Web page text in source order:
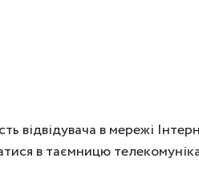
відвідувача в мережі
в таємницю